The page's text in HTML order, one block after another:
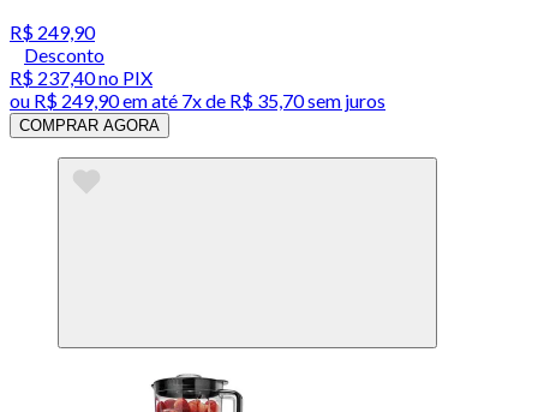
R$ 249,90
Desconto
R$ 237,40no PIX
ou R$ 249,90em até 7x de R$ 35,70 sem juros
COMPRAR AGORA